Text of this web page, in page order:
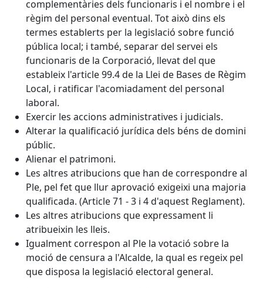
complementàries dels funcionaris i el nombre i el
règim del personal eventual. Tot això dins els
termes establerts per la legislació sobre funció
pública local; i també, separar del servei els
funcionaris de la Corporació, llevat del que
estableix l'article 99.4 de la Llei de Bases de Règim
Local, i ratificar l'acomiadament del personal
laboral.
Exercir les accions administratives i judicials.
Alterar la qualificació jurídica dels béns de domini
públic.
Alienar el patrimoni.
Les altres atribucions que han de correspondre al
Ple, pel fet que llur aprovació exigeixi una majoria
qualificada. (Article 71 - 3 i 4 d'aquest Reglament).
Les altres atribucions que expressament li
atribueixin les lleis.
Igualment correspon al Ple la votació sobre la
moció de censura a l'Alcalde, la qual es regeix pel
que disposa la legislació electoral general.